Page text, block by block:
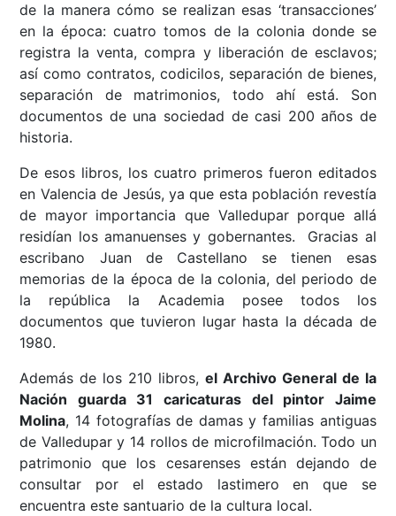
de la manera cómo se realizan esas ‘transacciones’
en la época: cuatro tomos de la colonia donde se
registra la venta, compra y liberación de esclavos;
así como contratos, codicilos, separación de bienes,
separación de matrimonios, todo ahí está. Son
documentos de una sociedad de casi 200 años de
historia.
De esos libros, los cuatro primeros fueron editados
en Valencia de Jesús, ya que esta población revestía
de mayor importancia que Valledupar porque allá
residían los amanuenses y gobernantes. Gracias al
escribano Juan de Castellano se tienen esas
memorias de la época de la colonia, del periodo de
la república la Academia posee todos los
documentos que tuvieron lugar hasta la década de
1980.
Además de los 210 libros, el Archivo General de la
Nación guarda 31 caricaturas del pintor Jaime
Molina, 14 fotografías de damas y familias antiguas
de Valledupar y 14 rollos de microfilmación. Todo un
patrimonio que los cesarenses están dejando de
consultar por el estado lastimero en que se
encuentra este santuario de la cultura local.